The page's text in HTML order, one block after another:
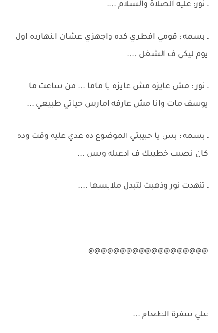
ـ نور: عليه الصلاة والسلام ....
ـ بسمه : قومي افطري كده واجهزي عشان النهارده اول
يوم ليكي ف الشغل ....
ـ نور : مش عايزه مش عايزه يا ماما ... من ساعت ما
يوسف مات وانا مش عارفه امارس حياتي طبيعي ...
ـ بسمه : بس يا حبيبتي الموضوع ده عدي عليه وقت وده
كان نصيب خطيبك ف ادعيله وبس ...
ـ تنهدت نور وذهبت لتبدل ملابسها ....
@@@@@@@@@@@@@@@@@@@
علي سفرة الطعام ...